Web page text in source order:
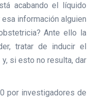
acabando el líquido
información alguien
Ante ello la
tratar de inducir el
si esto no resulta, dar
por investigadores de